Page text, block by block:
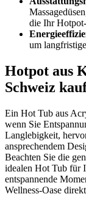
die Ihr
um
Hotpot aus
Schweiz
Ein Hot Tub aus
wenn Sie
Langlebigkeit,
ansprechendem
Beachten Sie die
idealen Hot Tub für
entspannende
Wellness-Oase